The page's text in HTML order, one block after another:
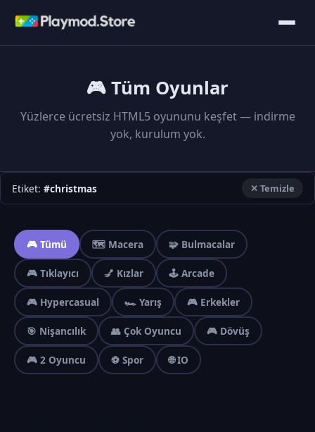
🎮 Tüm Oyunlar
Yüzlerce ücretsiz HTML5 oyununu keşfet — indirme
yok, kurulum yok.
Etiket: #christmas ✕ Temizle
🎮 Tümü 🗺️ Macera 🧩 Bulmacalar
🎮 Tıklayıcı 💅 Kızlar 🕹️ Arcade
🎮 Hypercasual 🏎️ Yarış 🎮 Erkekler
🎯 Nişancılık 👥 Çok Oyuncu 🎮 Dövüş
🎮 2 Oyuncu ⚽ Spor 🌐 IO